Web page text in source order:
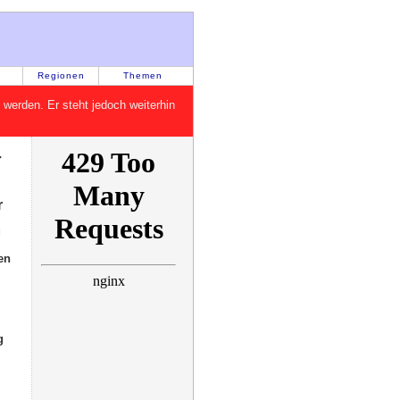
Regionen Themen
Er steht jedoch weiterhin